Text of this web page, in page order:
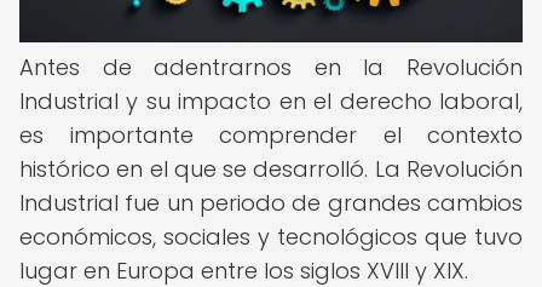
Antes de adentrarnos en la Revolución
Industrial y su impacto en el derecho laboral,
es importante comprender el contexto
histórico en el que se desarrolló. La Revolución
Industrial fue un periodo de grandes cambios
económicos, sociales y tecnológicos que tuvo
lugar en Europa entre los siglos XVIII y XIX.